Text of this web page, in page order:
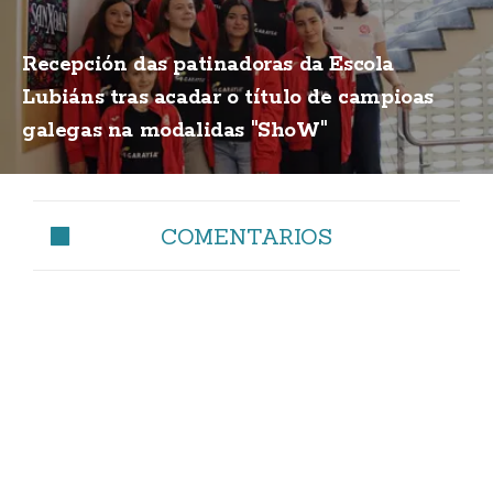
Recepción das patinadoras da Escola
Lubiáns tras acadar o título de campioas
galegas na modalidas "ShoW"
COMENTARIOS